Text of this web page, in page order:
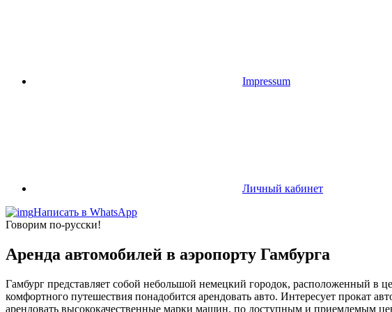
Impressum
Личный кабинет
Написать в WhatsApp
Говорим по-русски!
Аренда автомобилей в аэропорту Гамбурга
Гамбург представляет собой небольшой немецкий городок, расположенный в
комфортного путешествия понадобится арендовать авто. Интересует прокат
арендовать высококачественные марки машин, по доступным и приемлемым